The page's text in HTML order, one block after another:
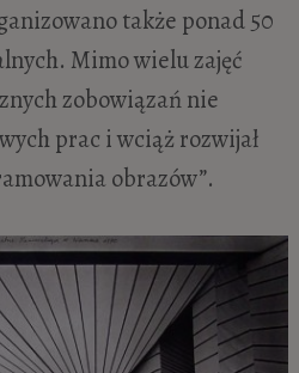
także ponad 50
Mimo wielu zajęć
zobowiązań nie
prac i wciąż rozwijał
obrazów”.